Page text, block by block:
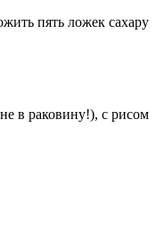
пять ложек сахару
в раковину!), с рисом